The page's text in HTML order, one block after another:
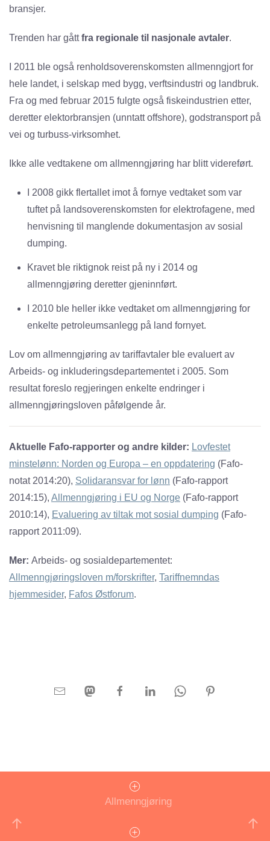
bransjer.
Trenden har gåttfra regionale til nasjonale avtaler.
I 2011 ble også renholdsoverenskomsten allmenngjort for
hele landet, i selskap med bygg, verftsindustri og landbruk.
Fra og med februar 2015 fulgte også fiskeindustrien etter,
deretter elektorbransjen (unntatt offshore), godstransport på
vei og turbuss-virksomhet.
Ikke alle vedtakene om allmenngjøring har blitt videreført.
I 2008 gikk flertallet imot å fornye vedtaket som var
tuftet på landsoverenskomsten for elektrofagene, med
henvisning til manglende dokumentasjon av sosial
dumping.
Kravet ble riktignok reist på ny i 2014 og
allmenngjøring deretter gjeninnført.
I 2010 ble heller ikke vedtaket om allmenngjøring for
enkelte petroleumsanlegg på land fornyet.
Lov om allmenngjøring av tariffavtaler ble evaluert av
Arbeids- og inkluderingsdepartementet i 2005. Som
resultat foreslo regjeringen enkelte endringer i
allmenngjøringsloven påfølgende år.
Aktuelle Fafo-rapporter og andre kilder: Lovfestet
minstelønn: Norden og Europa – en oppdatering (Fafo-
notat 2014:20), Solidaransvar for lønn (Fafo-rapport
2014:15), Allmenngjøring i EU og Norge (Fafo-rapport
2010:14), Evaluering av tiltak mot sosial dumping (Fafo-
rapport 2011:09).
Mer: Arbeids- og sosialdepartementet:
Allmenngjøringsloven m/forskrifter, Tariffnemndas
hjemmesider, Fafos Østforum.
Allmenngjøring